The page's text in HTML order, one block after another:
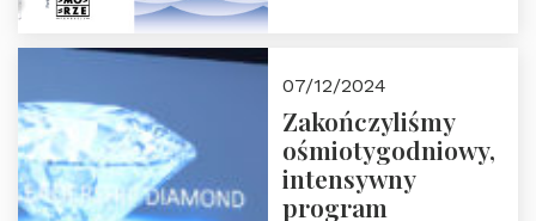
ZAPRASZAMY
07/12/2024
Zakończyliśmy
ośmiotygodniowy,
intensywny
program